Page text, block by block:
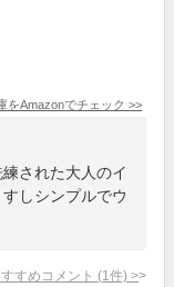
をAmazonでチェック >>
された大人のイ
しシンプルでウ
すめコメント (1 件) >